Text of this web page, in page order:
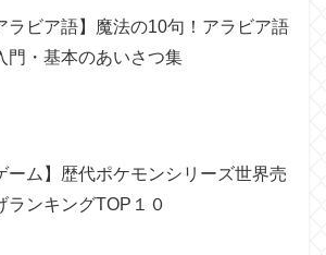
ラビア語】魔法の10句！アラビア語
門・基本のあいさつ集
ーム】歴代ポケモンシリーズ世界売
ランキングTOP１０